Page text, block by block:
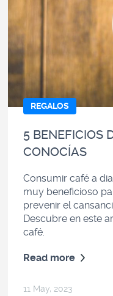
REGALOS
5 BENEFICIOS
CONOCÍAS
Consumir café a
muy beneficioso
prevenir el
Descubre en este
café.
Read more
11 May, 2023